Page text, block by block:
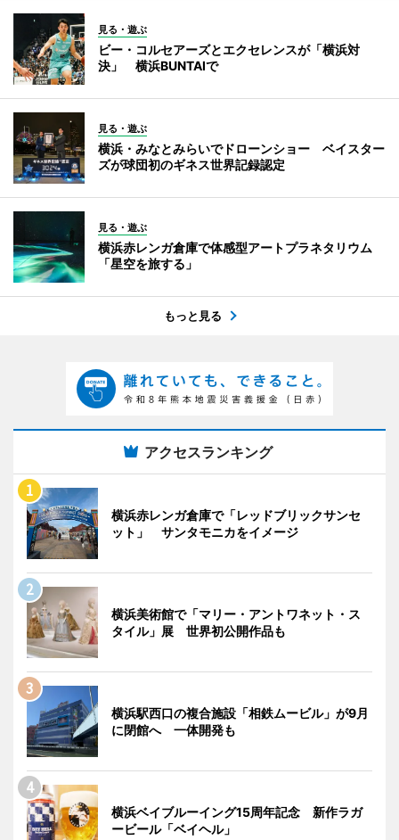
見る・遊ぶ
ビー・コルセアーズとエクセレンスが「横浜対
決」 横浜BUNTAIで
見る・遊ぶ
横浜・みなとみらいでドローンショー ベイスター
ズが球団初のギネス世界記録認定
見る・遊ぶ
横浜赤レンガ倉庫で体感型アートプラネタリウム
「星空を旅する」
もっと見る
アクセスランキング
横浜赤レンガ倉庫で「レッドブリックサンセ
ット」 サンタモニカをイメージ
横浜美術館で「マリー・アントワネット・ス
タイル」展 世界初公開作品も
横浜駅西口の複合施設「相鉄ムービル」が9月
に閉館へ 一体開発も
横浜ベイブルーイング15周年記念 新作ラガ
ービール「ベイヘル」